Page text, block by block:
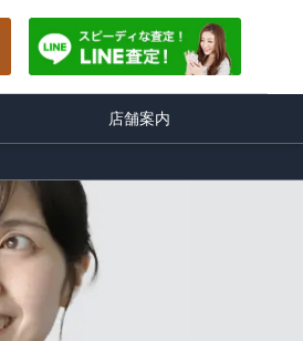
店舗案内